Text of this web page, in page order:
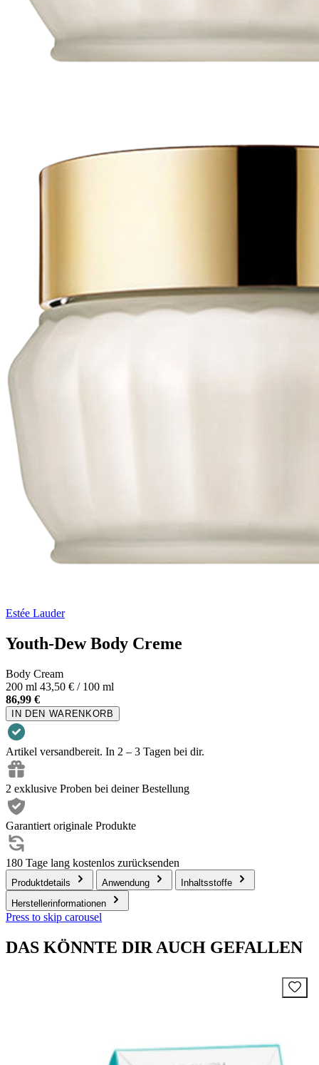
Estée Lauder
Youth-Dew Body Creme
Body Cream
200 ml 43,50 € / 100 ml
86,99 €
IN DEN WARENKORB
Artikel versandbereit. In 2 – 3 Tagen bei dir.
2 exklusive Proben bei deiner Bestellung
Garantiert originale Produkte
180 Tage lang kostenlos zurücksenden
Produktdetails Anwendung
Inhaltsstoffe
Herstellerinformationen
Press to skip carousel
DAS KÖNNTE DIR AUCH GEFALLEN